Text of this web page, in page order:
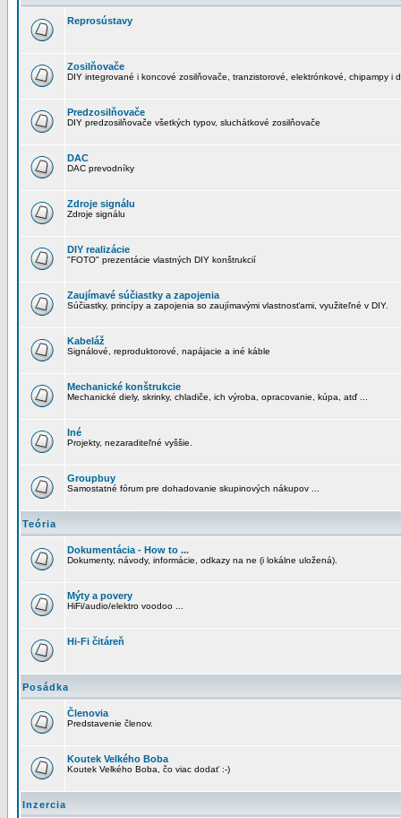
Reprosústavy
Zosilňovače
DIY integrované i koncové zosilňovače, tranzistorové, elektrónkové, chipampy i
Predzosilňovače
DIY predzosilňovače všetkých typov, sluchátkové zosilňovače
DAC
DAC prevodníky
Zdroje signálu
Zdroje signálu
DIY realizácie
"FOTO" prezentácie vlastných DIY konštrukcií
Zaujímavé súčiastky a zapojenia
Súčiastky, princípy a zapojenia so zaujímavými vlastnosťami, využiteľné v DIY.
Kabeláž
Signálové, reproduktorové, napájacie a iné káble
Mechanické konštrukcie
Mechanické diely, skrinky, chladiče, ich výroba, opracovanie, kúpa, atď ...
Iné
Projekty, nezaraditeľné vyššie.
Groupbuy
Samostatné fórum pre dohadovanie skupinových nákupov ...
Teória
Dokumentácia - How to ...
Dokumenty, návody, informácie, odkazy na ne (i lokálne uložená).
Mýty a povery
HiFi/audio/elektro voodoo ...
Hi-Fi čitáreň
Posádka
Členovia
Predstavenie členov.
Koutek Velkého Boba
Koutek Velkého Boba, čo viac dodať :-)
Inzercia